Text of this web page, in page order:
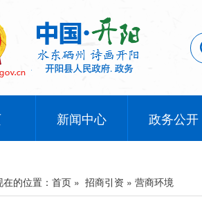
新闻中心 政务公开
的位置： 首页 » 招商引资 » 营商环境